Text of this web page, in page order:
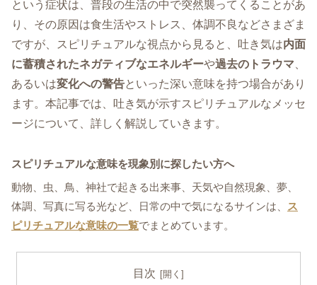
という症状は、普段の生活の中で突然襲ってくることがあ
り、その原因は食生活やストレス、体調不良などさまざま
ですが、スピリチュアルな視点から見ると、吐き気は内面
に蓄積されたネガティブなエネルギーや過去のトラウマ
あるいは変化への警告といった深い意味を持つ場合があり
ます。本記事では、吐き気が示すスピリチュアルなメッセ
ージについて、詳しく解説していきます。
スピリチュアルな意味を現象別に探したい方へ
動物、虫、鳥、神社で起きる出来事、天気や自然現象、夢、
体調、写真に写る光など、日常の中で気になるサインは、
ス
ピリチュアルな意味の一覧でまとめています。
目次